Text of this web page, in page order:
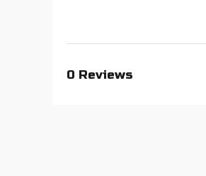
0 Reviews